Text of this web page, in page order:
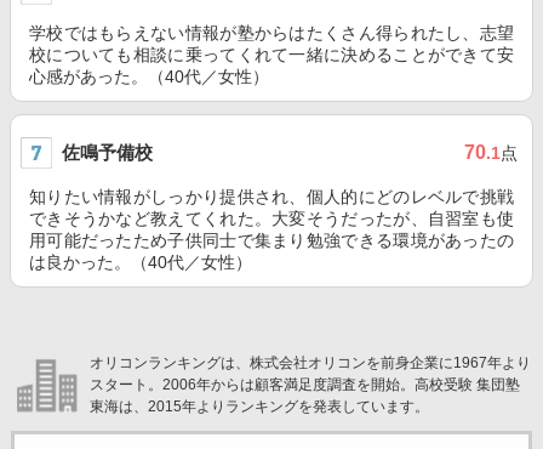
学校ではもらえない情報が塾からはたくさん得られたし、志望
校についても相談に乗ってくれて一緒に決めることができて安
心感があった。（40代／女性）
佐鳴予備校 70.1点
知りたい情報がしっかり提供され、個人的にどのレベルで挑戦
できそうかなど教えてくれた。大変そうだったが、自習室も使
用可能だったため子供同士で集まり勉強できる環境があったの
は良かった。（40代／女性）
オリコンランキングは、株式会社オリコンを前身企業に1967年より
スタート。2006年からは顧客満足度調査を開始。高校受験 集団塾
東海は、2015年よりランキングを発表しています。